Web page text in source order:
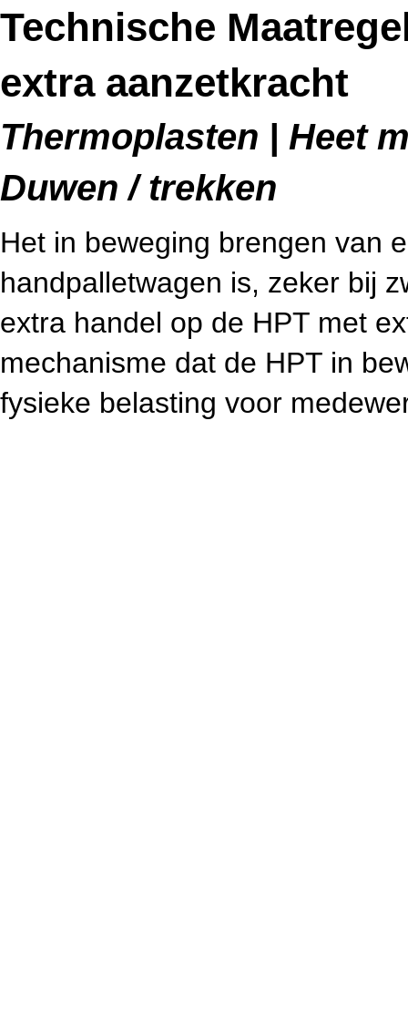
Technische
extra aanzetkracht
Thermoplasten | Heet
Duwen / trekken
Het in beweging brengen van
handpalletwagen is, zeker bij
extra handel op de HPT met
mechanisme dat de HPT in
fysieke belasting voor